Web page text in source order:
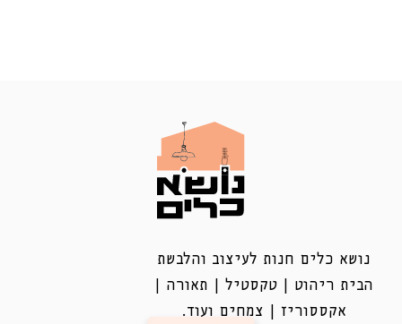
נושא כלים חנות לעיצוב והלבשת
הבית ריהוט | טקסטיל | תאורה |
אקססוריז | צמחים ועוד.